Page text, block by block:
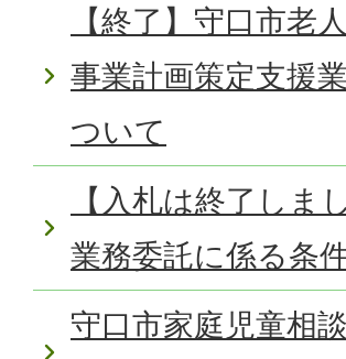
【終了】守口市老
事業計画策定支援
ついて
【入札は終了し
業務委託に係る条
守口市家庭児童相